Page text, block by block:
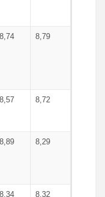
8,74 8,79
8,57 8,72
8,89 8,29
8,34 8,32